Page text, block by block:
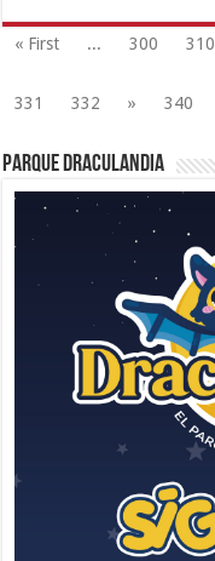
« First ... 300 310
331
332 » 340
Parque Draculandia